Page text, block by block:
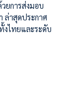
ยการส่งมอบ
าสุดประกาศ
งไทยและระดับ